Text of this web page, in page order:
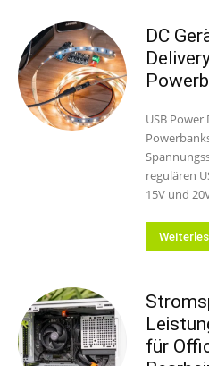
DC
USB
regulären
für